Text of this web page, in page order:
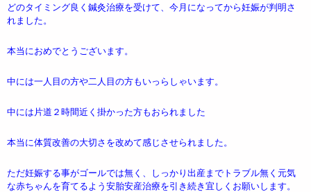
どのタイミング良く鍼灸治療を受けて、今月になってから妊娠が判明さ
れました。
本当におめでとうございます。
中には一人目の方や二人目の方もいっらしゃいます。
中には片道２時間近く掛かった方もおられました
本当に体質改善の大切さを改めて感じさせられました。
ただ妊娠する事がゴールでは無く、しっかり出産までトラブル無く元気
な赤ちゃんを育てるよう安胎安産治療を引き続き宜しくお願いします。